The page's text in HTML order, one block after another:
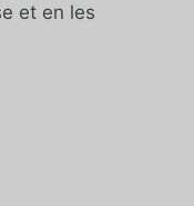
et en les